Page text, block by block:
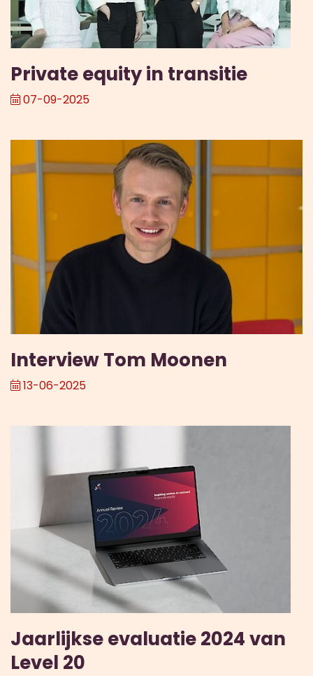
Private equity in transitie
07-09-2025
Interview Tom Moonen
13-06-2025
Jaarlijkse evaluatie 2024 van
Level 20